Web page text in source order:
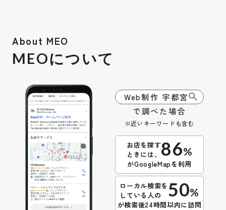
About MEO
MEOについて
Web制作 宇都宮
で調べた場合
※近いキーワードも含む
お店を探す
ときには、 86%
がGoogleMapを利用
ローカル検索を
している人の
50%
が検索後24時間以内に訪問